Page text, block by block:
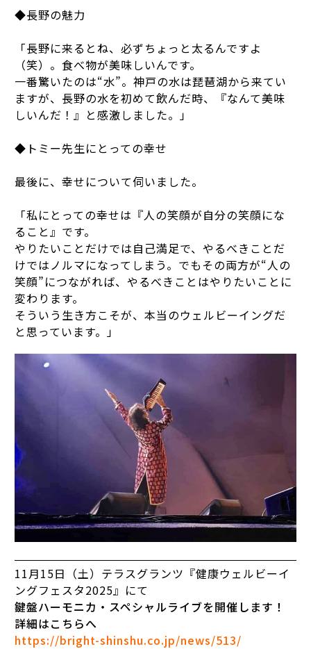
◆長野の魅力
「長野に来るとね、必ずちょっと太るんですよ
（笑）。食べ物が美味しいんです。
一番驚いたのは“水”。神戸の水は琵琶湖から来てい
ますが、長野の水を初めて飲んだ時、『なんて美味
しいんだ！』と感激しました。」
◆トミー先生にとっての幸せ
最後に、幸せについて伺いました。
「私にとっての幸せは『人の笑顔が自分の笑顔にな
ること』です。
やりたいことだけでは自己満足で、やるべきことだ
けではノルマになってしまう。でもその両方が“人の
笑顔”につながれば、やるべきことはやりたいことに
変わります。
そういう生き方こそが、本当のウェルビーイングだ
と思っています。」
11月15日（土）テラスグランツ『健康ウェルビーイ
ングフェスタ2025』にて
鍵盤ハーモニカ・スペシャルライブを開催します！
詳細はこちらへ
https://bright-shinshu.co.jp/news/513/